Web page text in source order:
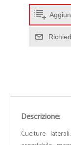
Descrizione:
Cuciture